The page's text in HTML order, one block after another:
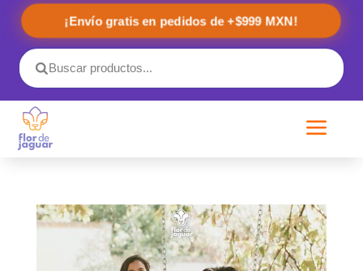
¡Envío gratis en pedidos de +$999 MXN!
a